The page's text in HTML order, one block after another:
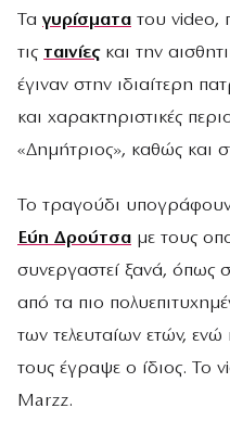
Τα γυρίσματα του video,
τις ταινίεςκαι την
έγιναν στην ιδιαίτερη
και χαρακτηριστικές
«Δημήτριος», καθώς και
Το τραγούδι
Εύη Δρούτσα με τους
συνεργαστεί ξανά, όπως
από τα πιο
των τελευταίων ετών,
τους έγραψε ο ίδιος. Το
Marzz.